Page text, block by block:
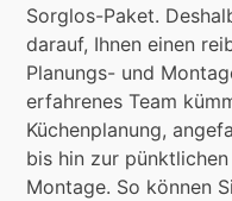
Sorglos-Paket.
darauf, Ihnen einen
Planungs- und
erfahrenes Team
Küchenplanung,
bis hin zur
Montage. So können